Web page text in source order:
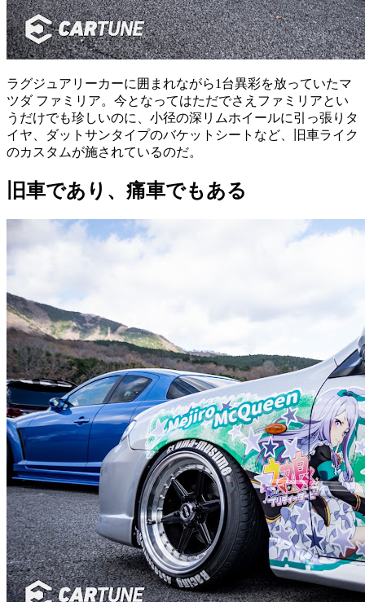
ラグジュアリーカーに囲まれながら1台異彩を放っていたマ
ツダ ファミリア。今となってはただでさえファミリアとい
うだけでも珍しいのに、小径の深リムホイールに引っ張りタ
イヤ、ダットサンタイプのバケットシートなど、旧車ライク
のカスタムが施されているのだ。
旧車であり、痛車でもある